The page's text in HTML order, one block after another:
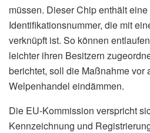
müssen. Dieser Chip enthält
Identifikationsnummer, die mit
verknüpft ist. So können
leichter ihren Besitzern
berichtet, soll die Maßnahme vor
Welpenhandel eindämmen.
Die EU-Kommission verspricht
Kennzeichnung und